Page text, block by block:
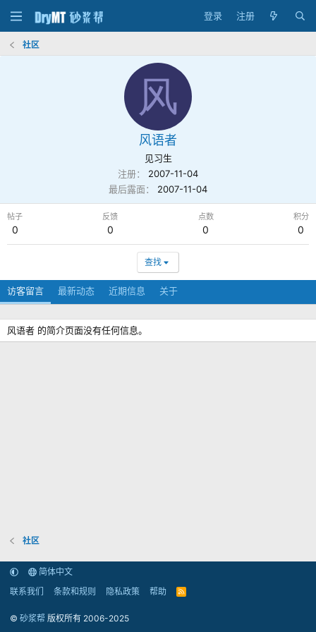
登录 注册
社区
风
风语者
见习生
注册
2007-11-04
最后露面
2007-11-04
帖子
0
反馈
0
点数
0
积分
0
查找
访客留言 最新动态 近期信息 关于
风语者 的简介页面没有任何信息。
社区
简体中文
联系我们
条款和规则 隐私政策 帮助
R
© 砂浆帮 版权所有 2006-2025